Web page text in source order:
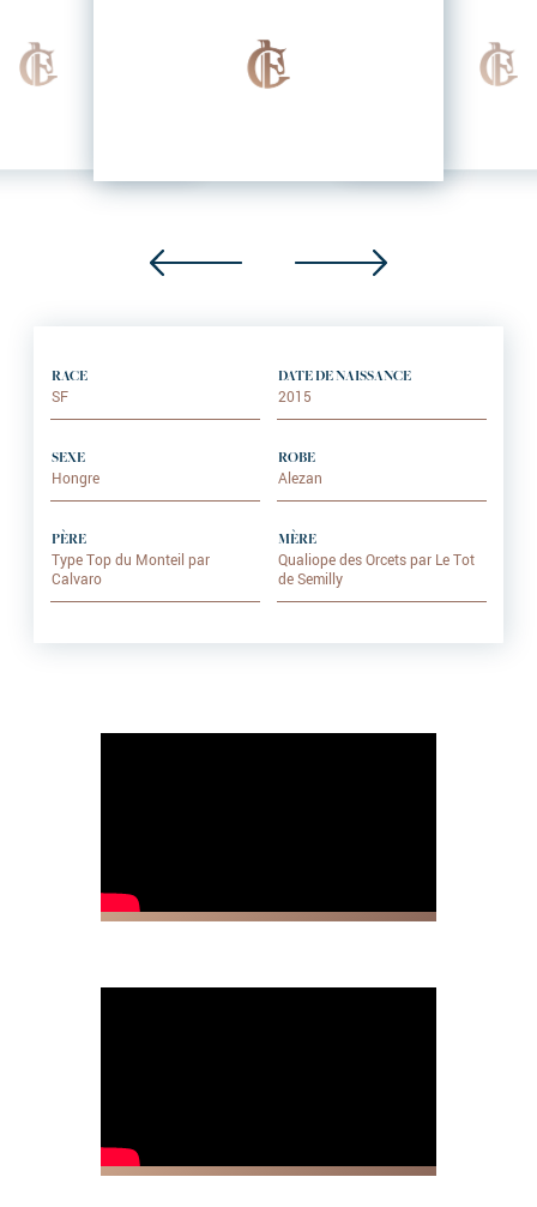
RACE
SF
DATE DE NAISSANCE
2015
SEXE
Hongre
ROBE
Alezan
PÈRE
Type Top du Monteil par
Calvaro
MÈRE
Qualiope des Orcets par Le Tot
de Semilly